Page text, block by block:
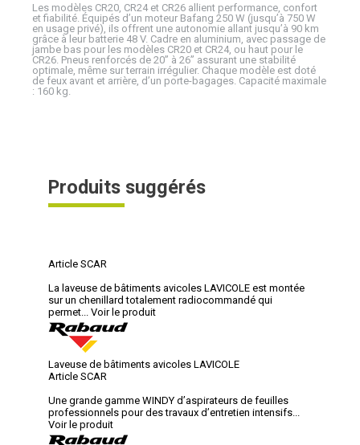
Les modèles CR20, CR24 et CR26 allient performance, confort
et fiabilité. Équipés d’un moteur Bafang 250 W (jusqu’à 750 W
en usage privé), ils offrent une autonomie allant jusqu’à 90 km
grâce à leur batterie 48 V. Cadre en aluminium, avec passage de
jambe bas pour les modèles CR20 et CR24, ou haut pour le
CR26. Pneus renforcés de 20’’ à 26’’ assurant une stabilité
optimale, même sur terrain irrégulier. Chaque modèle est doté
de feux avant et arrière, d’un porte-bagages. Capacité maximale
: 160 kg.
Produits suggérés
Article SCAR
La laveuse de bâtiments avicoles LAVICOLE est montée
sur un chenillard totalement radiocommandé qui
permet...
Voir le produit
Laveuse de bâtiments avicoles LAVICOLE
Article SCAR
Une grande gamme WINDY d’aspirateurs de feuilles
professionnels pour des travaux d’entretien intensifs...
Voir le produit